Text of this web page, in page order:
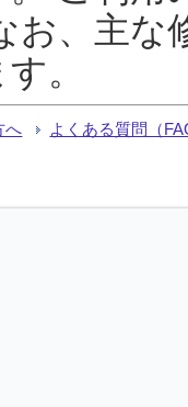
お、主な
。
へ よくある質問（